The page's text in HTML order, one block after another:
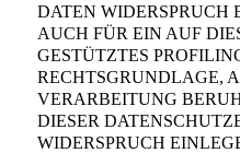
DATEN WIDERSPRUCH
AUCH FÜR EIN AUF
GESTÜTZTES
RECHTSGRUNDLAGE,
VERARBEITUNG
DIESER
WIDERSPRUCH